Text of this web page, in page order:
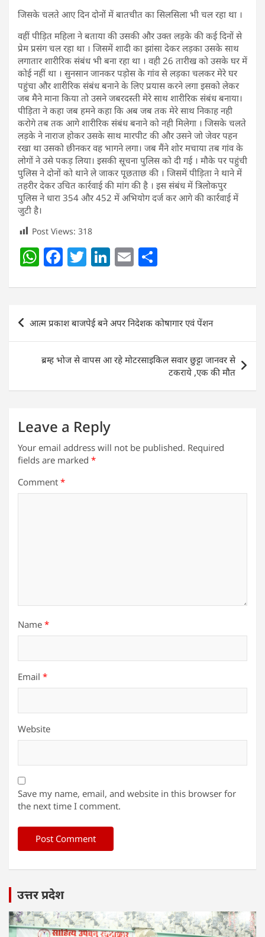
जिसके चलते आए दिन दोनों में बातचीत का सिलसिला भी चल रहा था ।
वहीं पीड़ित महिला ने बताया की उसकी और उक्त लड़के की कई दिनों से
प्रेम प्रसंग चल रहा था । जिसमें शादी का झांसा देकर लड़का उसके साथ
लगातार शारीरिक संबंध भी बना रहा था । वही 26 तारीख को उसके घर में
कोई नहीं था । सुनसान जानकर पड़ोस के गांव से लड़का चलकर मेरे घर
पहुंचा और शारीरिक संबंध बनाने के लिए प्रयास करने लगा इसको लेकर
जब मैने माना किया तो उसने जबरदस्ती मेरे साथ शारीरिक संबंध बनाया।
पीड़िता ने कहा जब हमने कहा कि अब जब तक मेरे साथ निकाह नही
करोगे तब तक आगे शारीरिक संबंध बनाने को नही मिलेगा । जिसके चलते
लड़के ने नाराज होकर उसके साथ मारपीट की और उसने जो जेवर पहन
रखा था उसको छीनकर वह भागने लगा। जब मैंने शोर मचाया तब गांव के
लोगों ने उसे पकड़ लिया। इसकी सूचना पुलिस को दी गई । मौके पर पहुंची
पुलिस ने दोनों को थाने ले जाकर पूछताछ की । जिसमें पीड़िता ने थाने में
तहरीर देकर उचित कार्रवाई की मांग की है । इस संबंध में त्रिलोकपुर
पुलिस ने धारा 354 और 452 में अभियोग दर्ज कर आगे की कार्रवाई में
जुटी है।
Post Views: 318
W
at
s
A
p
p
F
c
e
b
o
o
k
T
itt
er
Li
k
e
dI
n
E
ai
l
ar
e
Post
navigation
आत्म प्रकाश बाजपेई बने अपर निदेशक कोषागार एवं पेंशन
ब्रम्ह भोज से वापस आ रहे मोटरसाइकिल सवार छुट्टा जानवर से
टकराये ,एक की मौत
Leave a Reply
Your email address will not be published. Required
fields are marked *
Comment *
Name *
Email *
Website
Save my name, email, and website in this browser for
the next time I comment.
उत्तर प्रदेश